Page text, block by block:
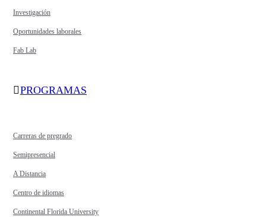
Investigación
Oportunidades laborales
Fab Lab
PROGRAMAS
Carreras de pregrado
Semipresencial
A Distancia
Centro de idiomas
Continental Florida University